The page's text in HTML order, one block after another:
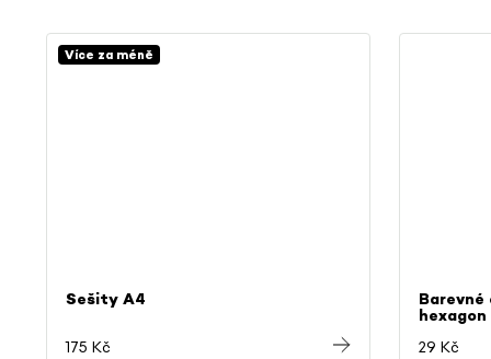
Více za méně
Sešity A4
175 Kč
Barevné
hexagon
29 Kč